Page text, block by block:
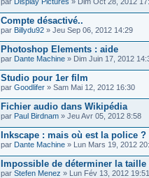
Compte désactivé..
par Billydu92 » Jeu Sep 06, 2012 14:29
Photoshop Elements : aide
par Dante Machine » Dim Juin 17, 2012
Studio pour 1er film
par Goodlifer » Sam Mai 12, 2012 16:30
Fichier audio dans Wikipédia
par Paul Birdnam » Jeu Avr 05, 2012 8:58
Inkscape : mais où est la police ?
par Dante Machine » Lun Mars 19, 2012
Impossible de déterminer la
par Stefen Menez » Lun Fév 13, 2012 19:51